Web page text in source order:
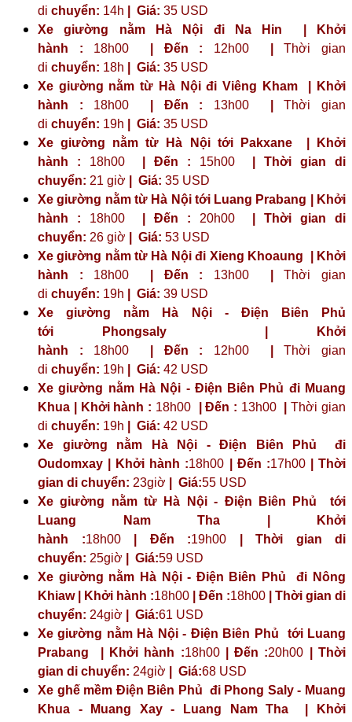
di chuyển: 14h Giá: 35 USD
Xe giường nằm Hà Nội đi Na Hin | Khởi
hành : 18h00 | Đến : 12h00|Thời gian
di chuyển: 18h Giá: 35 USD
Xe giường nằm từ Hà Nội đi Viêng Kham | Khởi
hành : 18h00 | Đến : 13h00|Thời gian
di chuyển: 19h Giá: 35 USD
Xe giường nằm từ Hà Nội tới Pakxane | Khởi
hành : 18h00 | Đến : 15h00 | Thời gian di
chuyển: 21 giờ | Giá: 35 USD
Xe giường nằm từ Hà Nội tới Luang Prabang | Khởi
hành : 18h00 | Đến : 20h00 | Thời gian di
chuyển: 26 giờ | Giá: 53 USD
Xe giường nằm từ Hà Nội đi Xieng Khoaung | Khởi
hành : 18h00 | Đến : 13h00|Thời gian
di chuyển: 19h Giá: 39 USD
Xe giường nằm Hà Nội - Điện Biên Phủ
tới
Phongsaly | Khởi
hành : 18h00 | Đến : 12h00|Thời gian
di chuyển: 19h Giá: 42 USD
Xe giường nằm Hà Nội - Điện Biên Phủ đi Muang
Khua | Khởi hành : 18h00| Đến : 13h00|Thời gian
di chuyển: 19h Giá: 42 USD
Xe giường nằm Hà Nội - Điện Biên Phủ đi
Oudomxay | Khởi hành :18h00 | Đến :17h00| Thời
gian di chuyển: 23giờ | Giá:55 USD
Xe giường nằm từ Hà Nội - Điện Biên Phủ tới
Luang Nam Tha | Khởi
hành :18h00| Đến :19h00 | Thời gian di
chuyển: 25giờ | Giá:59 USD
Xe giường nằm Hà Nội - Điện Biên Phủ đi Nông
Khiaw | Khởi hành :18h00 | Đến :18h00 | Thời gian di
chuyển: 24giờ | Giá:61 USD
Xe giường nằm Hà Nội - Điện Biên Phủ tới Luang
Prabang | Khởi hành :18h00| Đến :20h00 | Thời
gian di chuyển: 24giờ | Giá:68 USD
Xe ghế mềm Điện Biên Phủ đi Phong Saly - Muang
Khua - Muang Xay - Luang Nam Tha | Khởi